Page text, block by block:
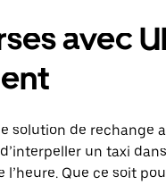
avec
solution de rechange
un taxi
Que ce soit